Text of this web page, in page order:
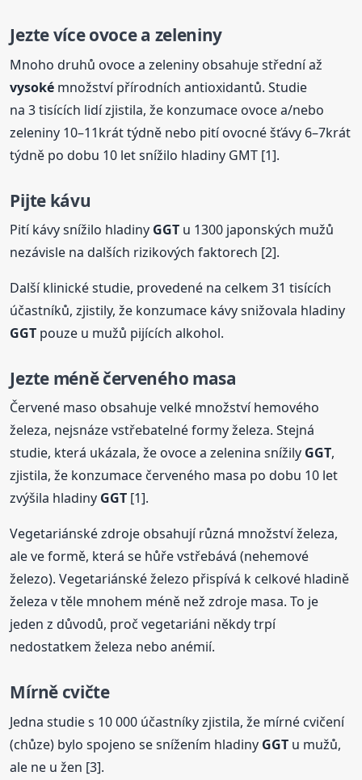
Jezte více ovoce a zeleniny
Mnoho druhů ovoce a zeleniny obsahuje střední až
vysoké množství přírodních antioxidantů. Studie
na 3 tisících lidí zjistila, že konzumace ovoce a/nebo
zeleniny 10–11krát týdně nebo pití ovocné šťávy 6–7krát
týdně po dobu 10 let snížilo hladiny GMT [1].
Pijte kávu
Pití kávy snížilo hladiny GGT u 1300 japonských mužů
nezávisle na dalších rizikových faktorech [2].
Další klinické studie, provedené na celkem 31 tisících
účastníků, zjistily, že konzumace kávy snižovala hladiny
GGT pouze u mužů pijících alkohol.
Jezte méně červeného masa
Červené maso obsahuje velké množství hemového
železa, nejsnáze vstřebatelné formy železa. Stejná
studie, která ukázala, že ovoce a zelenina snížily GGT,
zjistila, že konzumace červeného masa po dobu 10 let
zvýšila hladiny GGT [1].
Vegetariánské zdroje obsahují různá množství železa,
ale ve formě, která se hůře vstřebává (nehemové
železo). Vegetariánské železo přispívá k celkové hladině
železa v těle mnohem méně než zdroje masa. To je
jeden z důvodů, proč vegetariáni někdy trpí
nedostatkem železa nebo anémií.
Mírně cvičte
Jedna studie s 10 000 účastníky zjistila, že mírné cvičení
(chůze) bylo spojeno se snížením hladiny GGT u mužů,
ale ne u žen [3].